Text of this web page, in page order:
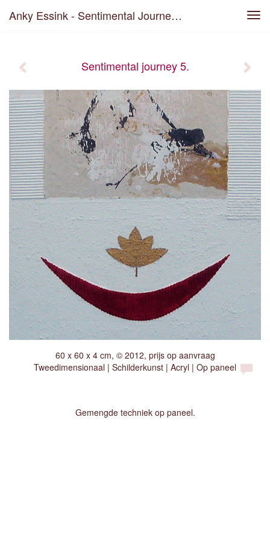
Anky Essink - Sentimental Journey 5.
Sentimental journey 5.
60 x 60 x 4 cm, © 2012, prijs op aanvraag
Tweedimensionaal | Schilderkunst | Acryl | Op paneel
Gemengde techniek op paneel.